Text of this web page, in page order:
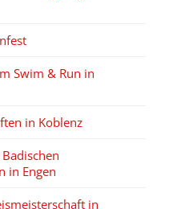
Swim & Run in
in Koblenz
in Engen
in